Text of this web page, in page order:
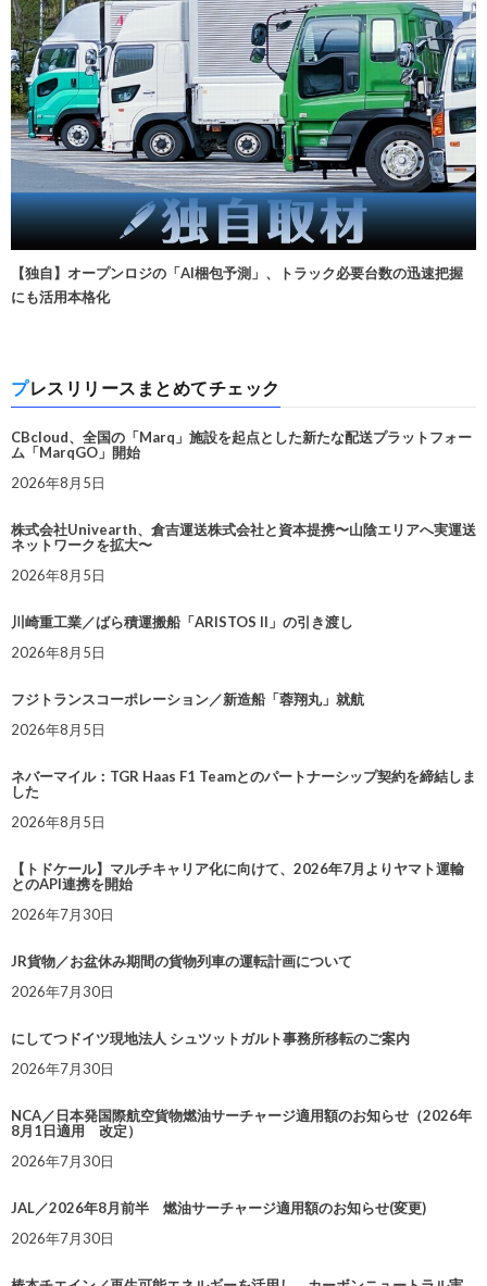
【独自】オープンロジの「AI梱包予測」、トラック必要台数の迅速把握
にも活用本格化
プレスリリースまとめてチェック
CBcloud、全国の「Marq」施設を起点とした新たな配送プラットフォー
ム「MarqGO」開始
2026年8月5日
株式会社Univearth、倉吉運送株式会社と資本提携〜山陰エリアへ実運送
ネットワークを拡大〜
2026年8月5日
川崎重工業／ばら積運搬船「ARISTOS II」の引き渡し
2026年8月5日
フジトランスコーポレーション／新造船「蓉翔丸」就航
2026年8月5日
ネバーマイル：TGR Haas F1 Teamとのパートナーシップ契約を締結しま
した
2026年8月5日
【トドケール】マルチキャリア化に向けて、2026年7月よりヤマト運輸
とのAPI連携を開始
2026年7月30日
JR貨物／お盆休み期間の貨物列車の運転計画について
2026年7月30日
にしてつドイツ現地法人 シュツットガルト事務所移転のご案内
2026年7月30日
NCA／日本発国際航空貨物燃油サーチャージ適用額のお知らせ（2026年
8月1日適用 改定）
2026年7月30日
JAL／2026年8月前半 燃油サーチャージ適用額のお知らせ(変更)
2026年7月30日